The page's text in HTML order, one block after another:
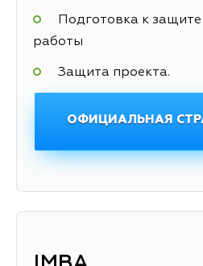
Подготовка к
работы
Защита проекта.
ОФИЦИАЛЬНАЯ